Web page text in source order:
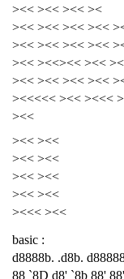
><< ><< ><< ><
><< ><< ><< ><<
><< ><< ><< ><<
><< ><<><< ><<
><< ><< ><< ><<
><<<<< ><< ><<<
><<
><< ><<
><< ><<
><< ><<
><< ><<
><<< ><<
basic :
d8888b. .d8b.
88 `8D d8' `8b 88'